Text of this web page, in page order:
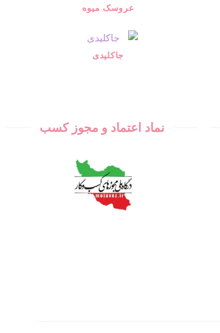
عروسک میوه
جاکلیدی
نماد اعتماد و مجوز کسب